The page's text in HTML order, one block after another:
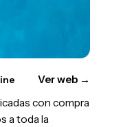
Ver web →
con compra
a toda la